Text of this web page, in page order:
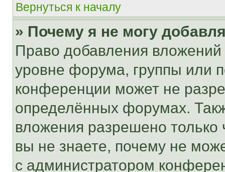
Вернуться к началу
» Почему я не могу
Право добавления
уровне форума, группы или
конференции может не
определённых форумах.
вложения разрешено
вы не знаете, почему не
с администратором